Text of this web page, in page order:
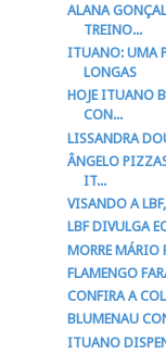
ALANA
TREINO...
ITUANO: UMA
LONGAS
HOJE ITUANO
CON...
LISSANDRA
ÂNGELO
IT...
VISANDO A
LBF DIVULGA
MORRE MÁRIO
FLAMENGO
CONFIRA A
BLUMENAU
ITUANO